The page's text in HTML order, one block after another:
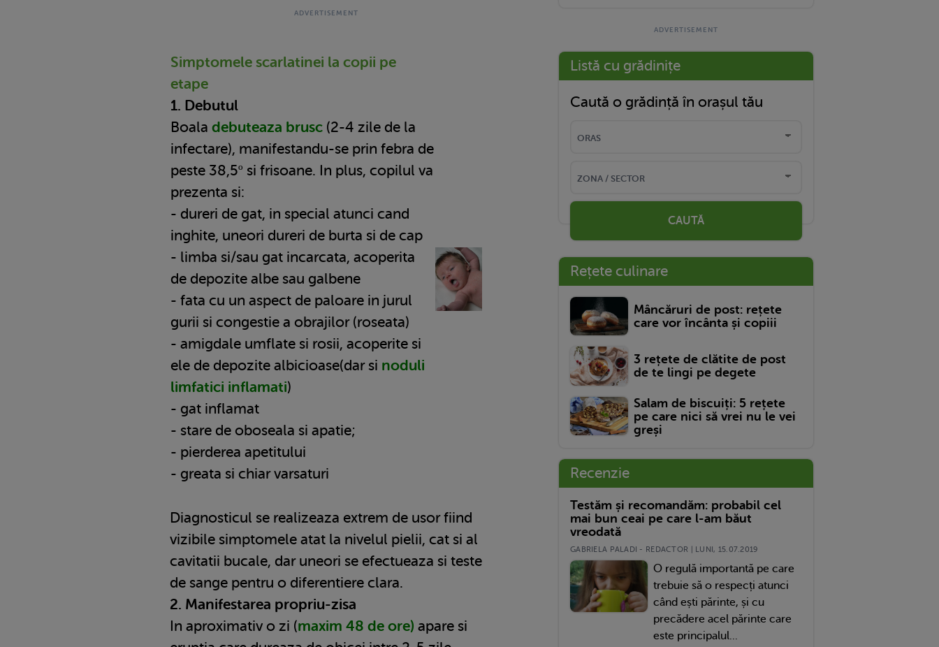
Simptomele scarlatinei la copii pe
etape
1. Debutul
Boala debuteaza brusc (2-4 zile de la
infectare), manifestandu-se prin febra de
peste 38,5º si frisoane. In plus, copilul va
prezenta si:
- dureri de gat, in special atunci cand
inghite, uneori dureri de burta si de cap
- limba si/sau gat incarcata, acoperita
de depozite albe sau galbene
- fata cu un aspect de paloare in jurul
gurii si congestie a obrajilor (roseata)
- amigdale umflate si rosii, acoperite si
ele de depozite albicioase(dar si noduli
limfatici inflamati)
- gat inflamat
- stare de oboseala si apatie;
- pierderea apetitului
- greata si chiar varsaturi
Diagnosticul se realizeaza extrem de usor fiind
vizibile simptomele atat la nivelul pielii, cat si al
cavitatii bucale, dar uneori se efectueaza si teste
de sange pentru o diferentiere clara.
2. Manifestarea propriu-zisa
In aproximativ o zi (maxim 48 de ore) apare si
Listă cu grădinițe
Caută o grădință în orașul tău
CAUTĂ
Rețete culinare
Mâncăruri de post: rețete
care vor încânta și copiii
3 rețete de clătite de post
de te lingi pe degete
Salam de biscuiți: 5 rețete
pe care nici să vrei nu le vei
greși
Recenzie
Testăm și recomandăm: probabil cel
mai bun ceai pe care l-am băut
vreodată
GABRIELA PALADI - REDACTOR | LUNI, 15.07.2019
O regulă importantă pe care
trebuie să o respecți atunci
când ești părinte, și cu
precădere acel părinte care
este principalul...